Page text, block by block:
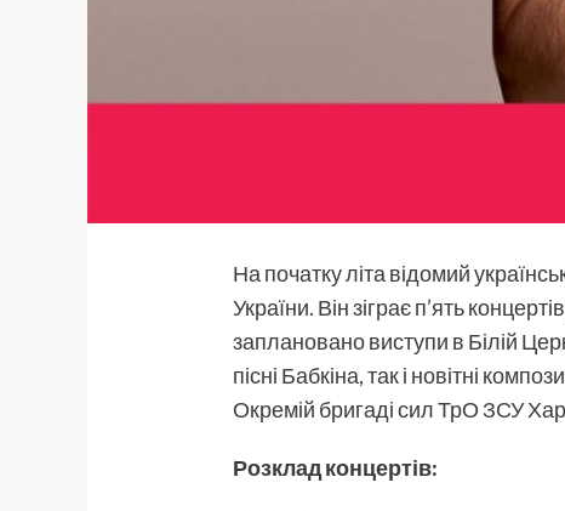
На початку літа відомий
України. Він зіграє п’ять
заплановано виступи в Білій
пісні Бабкіна, так і новітні
Окремій бригаді сил ТрОЗСУ
Розклад концертів: